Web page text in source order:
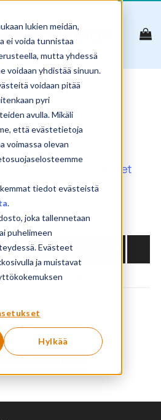
lukien meidän,
ei voida tunnistaa
mutta yhdessä
voidaan yhdistää sinuun.
voidaan pitää
pyri
avulla. Mikäli
että evästetietoja
voimassa olevan
tiedot evästeistä
.
joka tallennetaan
puhelimeen
Evästeet
ja muistavat
Hylkää
Reset
PAIKKA
products found.